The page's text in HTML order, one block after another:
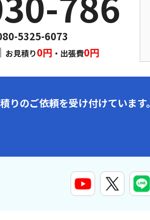
5325-6073
｜ お見積り0円 ・出張費0円
りのご依頼を受け付けています。